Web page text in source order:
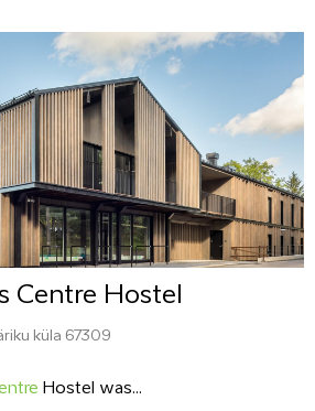
Centre Hostel
küla 67309
Hostel was...